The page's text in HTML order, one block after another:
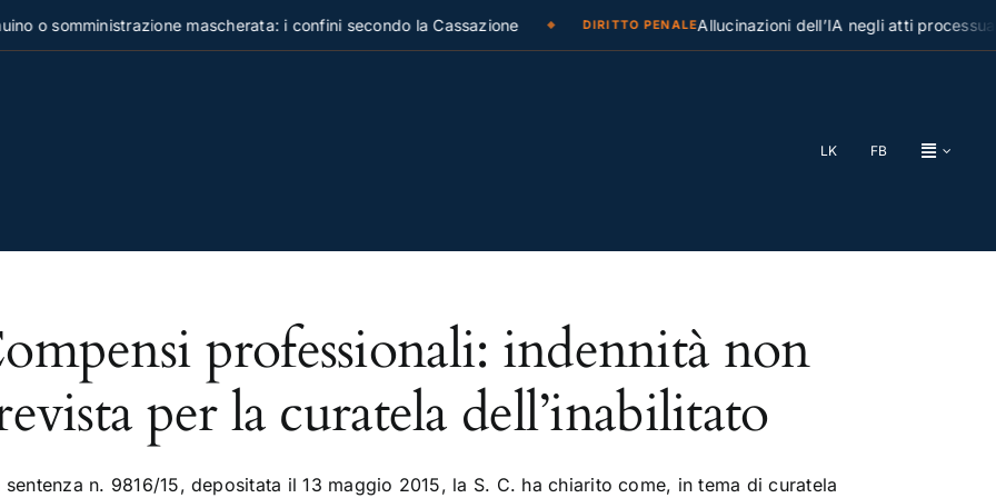
o somministrazione mascherata: i confini secondo la Cassazione DIRITTO PENALEAllucinazioni dell’IA negli atti
LK FB
professionali: indennità non
per la curatela dell’inabilitato
sentenza n. 9816/15, depositata il 13 maggio 2015, la S. C. ha chiarito come, in tema di curatela